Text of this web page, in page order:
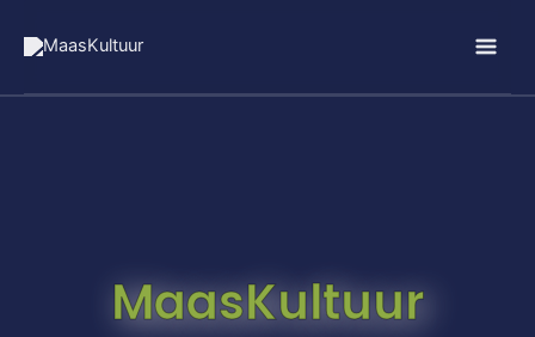
naar
inhoud
MaasKultuur